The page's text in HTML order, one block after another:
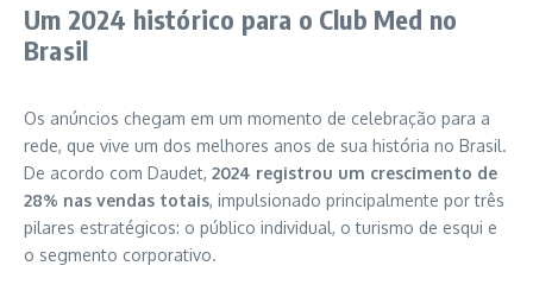
Um 2024 histórico para o Club Med no
Brasil
Os anúncios chegam em um momento de celebração para a
rede, que vive um dos melhores anos de sua história no Brasil.
De acordo com Daudet, 2024 registrou um crescimento de
28% nas vendas totais, impulsionado principalmente por três
pilares estratégicos: o público individual, o turismo de esqui e
o segmento corporativo.